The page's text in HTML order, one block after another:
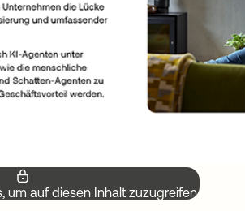
um auf diesen Inhalt zuzugreifen.